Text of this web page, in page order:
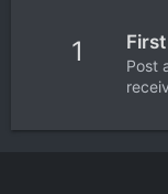
1
Post